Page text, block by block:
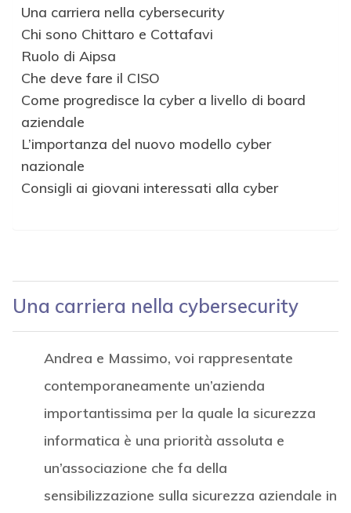
Una carriera nella cybersecurity
Chi sono Chittaro e Cottafavi
Ruolo di Aipsa
Che deve fare il CISO
Come progredisce la cyber a livello di board
aziendale
L’importanza del nuovo modello cyber
nazionale
Consigli ai giovani interessati alla cyber
Una carriera nella cybersecurity
Andrea e Massimo, voi rappresentate
contemporaneamente un’azienda
importantissima per la quale la sicurezza
informatica è una priorità assoluta e
un’associazione che fa della
sensibilizzazione sulla sicurezza aziendale in